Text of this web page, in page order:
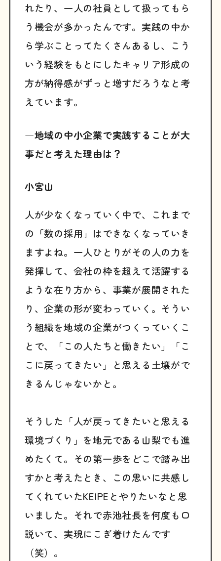
れたり、一人の社員として扱ってもら
う機会が多かったんです。実践の中か
ら学ぶことってたくさんあるし、こう
いう経験をもとにしたキャリア形成の
方が納得感がずっと増すだろうなと考
えています。
―地域の中小企業で実践することが大
事だと考えた理由は？
小宮山
人が少なくなっていく中で、これまで
の「数の採用」はできなくなっていき
ますよね。一人ひとりがその人の力を
発揮して、会社の枠を超えて活躍する
ような在り方から、事業が展開された
り、企業の形が変わっていく。そうい
う組織を地域の企業がつくっていくこ
とで、「この人たちと働きたい」「こ
こに戻ってきたい」と思える土壌がで
きるんじゃないかと。
そうした「人が戻ってきたいと思える
環境づくり」を地元である山梨でも進
めたくて。その第一歩をどこで踏み出
すかと考えたとき、この思いに共感し
てくれていたKEIPEとやりたいなと思
いました。それで赤池社長を何度も口
説いて、実現にこぎ着けたんです
（笑）。